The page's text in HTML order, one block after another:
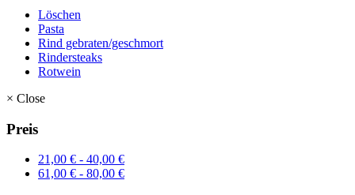
Löschen
Pasta
Rind gebraten/geschmort
Rindersteaks
Rotwein
× Close
Preis
21,00 € - 40,00 €
61,00 € - 80,00 €